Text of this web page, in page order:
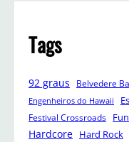
Tags
92 graus Belvedere
Engenheiros do Hawaii
Festival Crossroads
Hardcore Hard Rock